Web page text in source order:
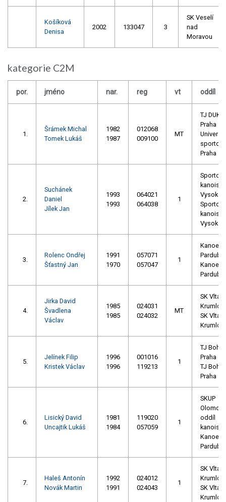
Košíková
Denisa
2002 133047 3
SK Veselí
nad
Moravou
kategorie C2M
por. jméno nar. reg vt oddíl
1.
Šrámek Michal
Tomek Lukáš
1982
1987
012068
009100
MT
TJ
Praha
Praha
2.
Suchánek
Daniel
Jílek Jan
1993
1993
064021
064038
1
Vysoké
Vysoké
3.
Rolenc Ondřej
Šťastný Jan
1991
1970
057071
057047
1
Kanoe
Kanoe
4.
Jirka David
Švadlena
Václav
1985
1985
024031
024032
MT
SK
Krumlov
SK
Krumlov
5.
Jelínek Filip
Kristek Václav
1996
1996
001016
119213
1
TJ
Praha
TJ
Praha
6.
Lisický David
Uncajtik Lukáš
1981
1984
119020
057059
1
SKUP
oddíl
Kanoe
7.
Haleš Antonín
Novák Martin
1992
1991
024012
024043
1
SK
Krumlov
SK
Krumlov